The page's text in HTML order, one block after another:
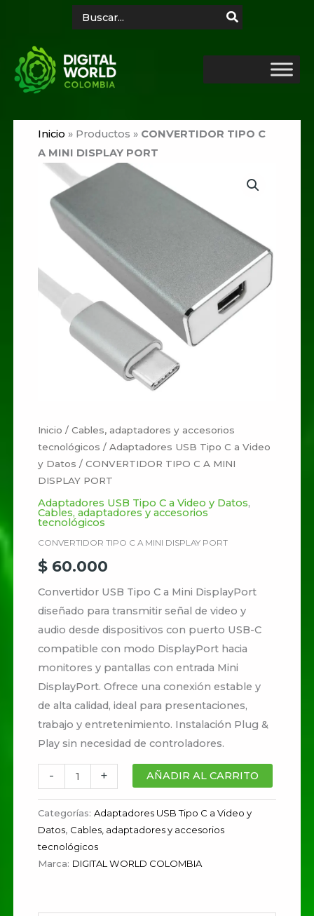
contenido
for:
Inicio » Productos » CONVERTIDOR TIPO C
A MINI DISPLAY PORT
Inicio /Cables, adaptadores y accesorios
tecnológicos /Adaptadores USB Tipo C a Video
y Datos / CONVERTIDOR TIPO C A MINI
DISPLAY PORT
Adaptadores USB Tipo C a Video y Datos,
Cables, adaptadores y accesorios
tecnológicos
CONVERTIDOR TIPO C A MINI DISPLAY PORT
$ 60.000
Convertidor USB Tipo C a Mini DisplayPort
diseñado para transmitir señal de video y
audio desde dispositivos con puerto USB-C
compatible con modo DisplayPort hacia
monitores y pantallas con entrada Mini
DisplayPort. Ofrece una conexión estable y
de alta calidad, ideal para presentaciones,
trabajo y entretenimiento. Instalación Plug &
Play sin necesidad de controladores.
-
CONVERTIDOR
TIPO
DISPLAY
PORT
cantidad
+ AÑADIR AL CARRITO
Categorías:Adaptadores USB Tipo C a Video y
Datos, Cables, adaptadores y accesorios
tecnológicos
Marca: DIGITAL WORLD COLOMBIA